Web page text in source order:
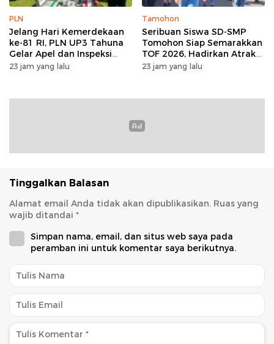
PLN
Jelang Hari Kemerdekaan
ke-81 RI, PLN UP3 Tahuna
Gelar Apel dan Inspeksi
Peralatan Guna Pastikan
23 jam yang lalu
Tamohon
Seribuan Siswa SD-SMP
Tomohon Siap Semarakkan
TOF 2026, Hadirkan Atraksi
Kolosal dan Harmoni Seni
23 jam yang lalu
Tinggalkan Balasan
Alamat email Anda tidak akan dipublikasikan. Ruas yang
wajib ditandai *
Simpan nama, email, dan situs web saya pada
peramban ini untuk komentar saya berikutnya.